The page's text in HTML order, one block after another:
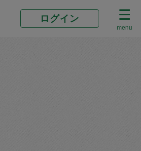
ログイン
menu